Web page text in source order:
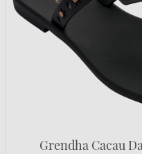
Grendha Cacau